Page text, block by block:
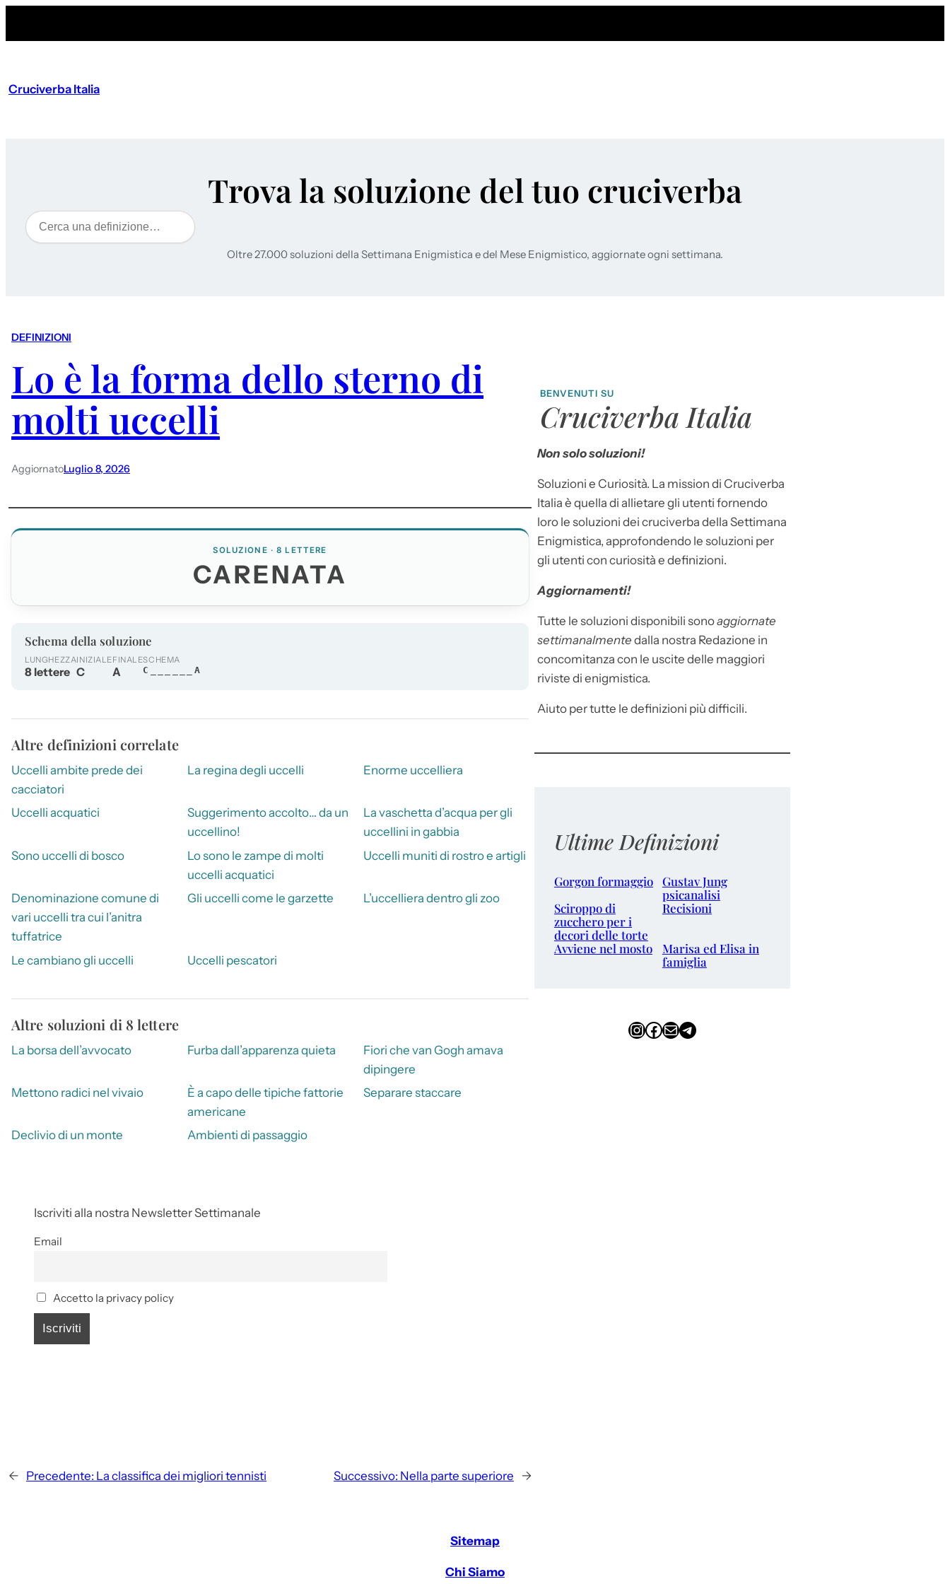
Cruciverba Italia
Trova la soluzione del tuo cruciverba
Cerca
Oltre 27.000 soluzioni della Settimana Enigmistica e del Mese Enigmistico, aggiornate ogni settimana.
DEFINIZIONI
Lo è la forma dello sterno di
molti uccelli
AggiornatoLuglio 8, 2026
SOLUZIONE · 8 LETTERE
CARENATA
Schema della soluzione
LUNGHEZZA
8 lettere
INIZIALE
C
FINALE
A
SCHEMA
C______A
Altre definizioni correlate
Uccelli ambite prede dei
cacciatori
La regina degli uccelli Enorme uccelliera
Uccelli acquatici
Suggerimento accolto… da un
uccellino!
La vaschetta d’acqua per gli
uccellini in gabbia
Sono uccelli di bosco
Lo sono le zampe di molti
uccelli acquatici
Uccelli muniti di rostro e artigli
Denominazione comune di
vari uccelli tra cui l’anitra
tuffatrice
Gli uccelli come le garzette L’uccelliera dentro gli zoo
Le cambiano gli uccelli Uccelli pescatori
Altre soluzioni di 8 lettere
La borsa dell’avvocato Furba dall’apparenza quieta
Fiori che van Gogh amava
dipingere
Mettono radici nel vivaio
È a capo delle tipiche fattorie
americane
Separare staccare
Declivio di un monte Ambienti di passaggio
Iscriviti alla nostra Newsletter Settimanale
Email
Accetto la privacy policy
← Precedente: La classifica dei migliori tennisti Successivo: Nella parte superiore →
BENVENUTI SU
Cruciverba Italia
Non solo soluzioni!
Soluzioni e Curiosità. La mission di Cruciverba
Italia è quella di allietare gli utenti fornendo
loro le soluzioni dei cruciverba della Settimana
Enigmistica, approfondendo le soluzioni per
gli utenti con curiosità e definizioni.
Aggiornamenti!
Tutte le soluzioni disponibili sonoaggiornate
settimanalmente dalla nostra Redazione in
concomitanza con le uscite delle maggiori
riviste di enigmistica.
Aiuto per tutte le definizioni più difficili.
Ultime Definizioni
Gorgon formaggio Gustav Jung
psicanalisi
Sciroppo di
zucchero per i
decori delle torte
Recisioni
Avviene nel mosto
Marisa ed Elisa in
famiglia
InstagramFacebook Email Telegram
Sitemap
Chi Siamo